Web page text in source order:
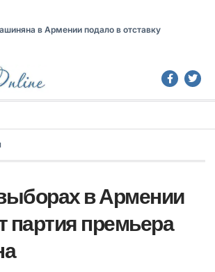
в Армении подало в отставку
в Армении
партия премьера